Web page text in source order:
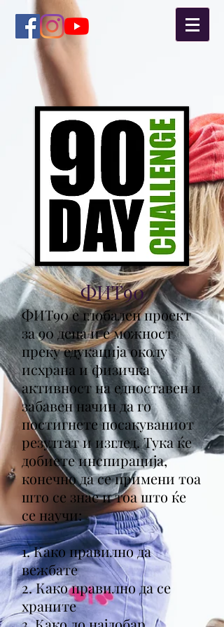
ФИТ90
ФИТ90 е глобален проект
за 90 дена и е можност
преку едукација околу
исхрана и физичка
активност на едноставен и
забавен начин да го
постигнете посакуваниот
резултат и изглед. Тука ќе
добиете инспирација,
конечно да се примени тоа
што се знае и тоа што ќе
се научи:
1. Како правилно да
вежбате
2. Како правилно да се
храните